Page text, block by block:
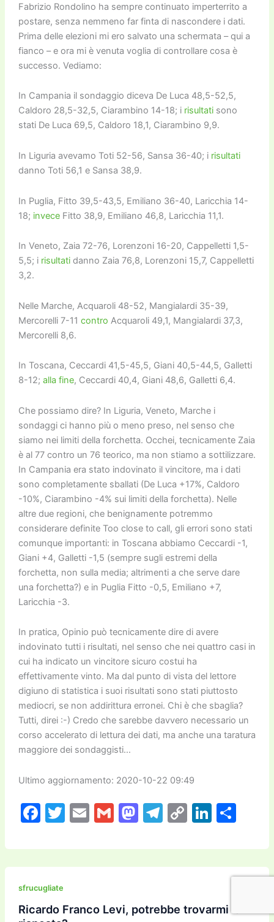
Fabrizio Rondolino ha sempre continuato imperterrito a
postare, senza nemmeno far finta di nascondere i dati.
Prima delle elezioni mi ero salvato una schermata – qui a
fianco – e ora mi è venuta voglia di controllare cosa è
successo. Vediamo:
In Campania il sondaggio diceva De Luca 48,5-52,5,
Caldoro 28,5-32,5, Ciarambino 14-18; i risultatisono
stati De Luca 69,5, Caldoro 18,1, Ciarambino 9,9.
In Liguria avevamo Toti 52-56, Sansa 36-40; i risultati
danno Toti 56,1 e Sansa 38,9.
In Puglia, Fitto 39,5-43,5, Emiliano 36-40, Laricchia 14-
18; inveceFitto 38,9, Emiliano 46,8, Laricchia 11,1.
In Veneto, Zaia 72-76, Lorenzoni 16-20, Cappelletti 1,5-
5,5; i risultatidanno Zaia 76,8, Lorenzoni 15,7, Cappelletti
3,2.
Nelle Marche, Acquaroli 48-52, Mangialardi 35-39,
Mercorelli 7-11 contro Acquaroli 49,1, Mangialardi 37,3,
Mercorelli 8,6.
In Toscana, Ceccardi 41,5-45,5, Giani 40,5-44,5, Galletti
8-12; alla fine, Ceccardi 40,4, Giani 48,6, Galletti 6,4.
Che possiamo dire? In Liguria, Veneto, Marche i
sondaggi ci hanno più o meno preso, nel senso che
siamo nei limiti della forchetta. Occhei, tecnicamente Zaia
è al 77 contro un 76 teorico, ma non stiamo a sottilizzare.
In Campania era stato indovinato il vincitore, ma i dati
sono completamente sballati (De Luca +17%, Caldoro
-10%, Ciarambino -4% sui limiti della forchetta). Nelle
altre due regioni, che benignamente potremmo
considerare definite Too close to call, gli errori sono stati
comunque importanti: in Toscana abbiamo Ceccardi -1,
Giani +4, Galletti -1,5 (sempre sugli estremi della
forchetta, non sulla media; altrimenti a che serve dare
una forchetta?) e in Puglia Fitto -0,5, Emiliano +7,
Laricchia -3.
In pratica, Opinio può tecnicamente dire di avere
indovinato tutti i risultati, nel senso che nei quattro casi in
cui ha indicato un vincitore sicuro costui ha
effettivamente vinto. Ma dal punto di vista del lettore
digiuno di statistica i suoi risultati sono stati piuttosto
mediocri, se non addirittura erronei. Chi è che sbaglia?
Tutti, direi :-) Credo che sarebbe davvero necessario un
corso accelerato di lettura dei dati, ma anche una taratura
maggiore dei sondaggisti…
Ultimo aggiornamento: 2020-10-22 09:49
F
c
e
b
o
T
itt
er
E
ai
l
G
ai
l
M
st
o
o
T
e
gr
m
C
p
y
n
Li
k
e
n
C
n
di
di
sfrucugliate
Ricardo Franco Levi, potrebbe trovarmi la